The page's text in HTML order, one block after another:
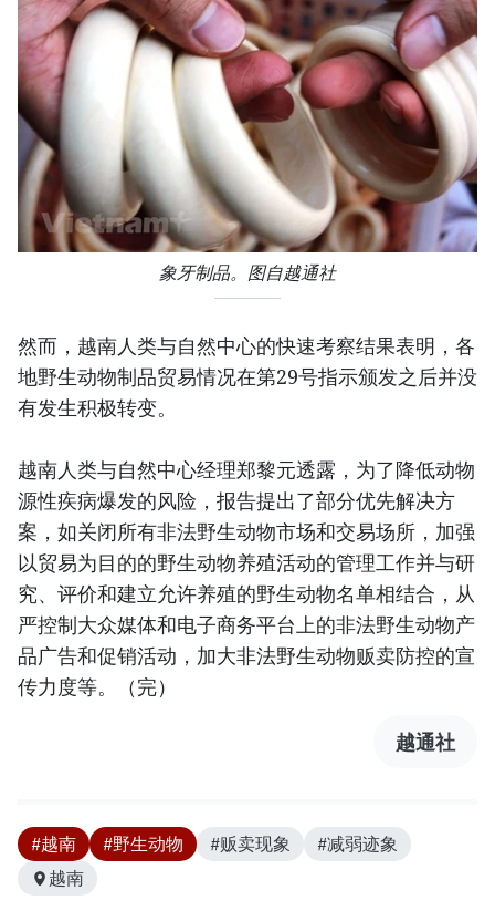
象牙制品。图自越通社
然而，越南人类与自然中心的快速考察结果表明，各
地野生动物制品贸易情况在第29号指示颁发之后并没
有发生积极转变。
越南人类与自然中心经理郑黎元透露，为了降低动物
源性疾病爆发的风险，报告提出了部分优先解决方
案，如关闭所有非法野生动物市场和交易场所，加强
以贸易为目的的野生动物养殖活动的管理工作并与研
究、评价和建立允许养殖的野生动物名单相结合，从
严控制大众媒体和电子商务平台上的非法野生动物产
品广告和促销活动，加大非法野生动物贩卖防控的宣
传力度等。（完）
越通社
#越南 #野生动物 #贩卖现象
#减弱迹象
越南